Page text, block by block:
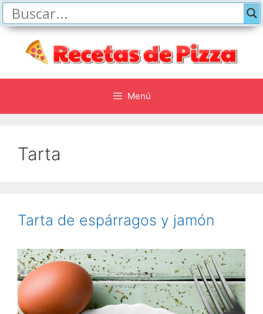
Saltar
al
Menú
Tarta
Tarta de espárragos y jamón